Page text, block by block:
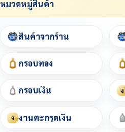
หมวดหมู่สินค้า
สินค้าจากร้าน
กรอบทอง
กรอบเงิน ง
ง งานตะกรุดเงิน